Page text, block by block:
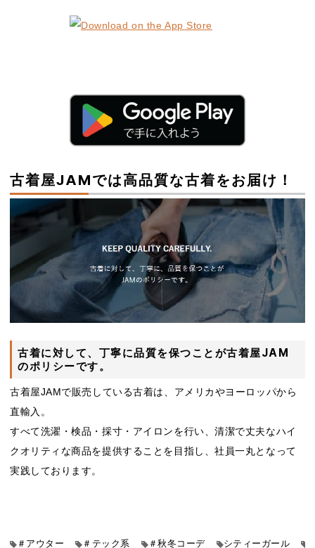
古着屋JAMでは高品質な古着をお届け！
古着に対して、丁寧に品質を保つことが古着屋JAM
のポリシーです。
古着屋JAMで販売している古着は、アメリカやヨーロッパから
直輸入。
すべて洗濯・検品・採寸・アイロンを行い、清潔で丈夫なハイ
クオリティな商品を提供することを目指し、社員一丸となって
実践しております。
＃アウター ＃テック系 ＃秋冬コーデ シティーガール